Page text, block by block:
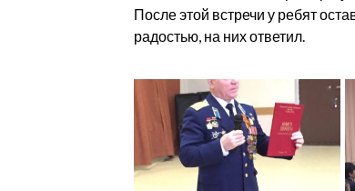
После этой встречи у ребят
радостью, на них ответил.